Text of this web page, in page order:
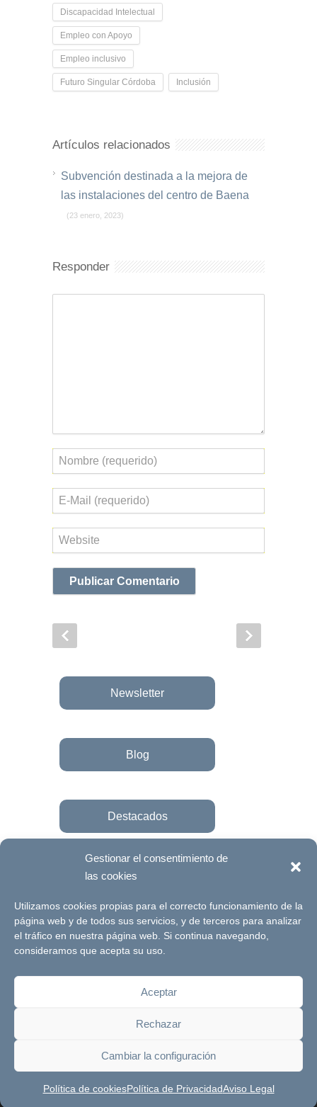
Gestionar el consentimiento de
las cookies
Utilizamos cookies propias para el correcto funcionamiento de la
página web y de todos sus servicios, y de terceros para analizar
el tráfico en nuestra página web. Si continua navegando,
consideramos que acepta su uso.
Aceptar
Rechazar
Cambiar la configuración
Política de cookiesPolítica de PrivacidadAviso Legal
Discapacidad Intelectual
Empleo con Apoyo
Empleo inclusivo
Futuro Singular Córdoba Inclusión
Artículos relacionados
Subvención destinada a la mejora de
las instalaciones del centro de Baena
(23 enero, 2023)
Responder
Nombre
Correo
electrónico
Web
Newsletter
Blog
Destacados
Únete a la fundación
© Futuro Singular Córdoba 2017. Web
desarrollada por
Aviso Legal
Política de cookies
Canal de denuncias